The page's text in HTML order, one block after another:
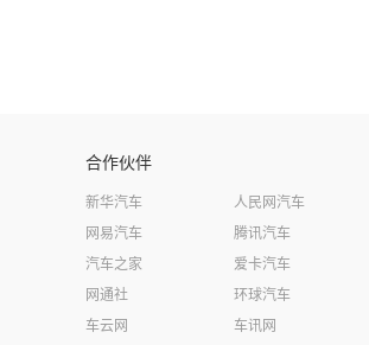
合作伙伴
新华汽车 人民网汽车
网易汽车
腾讯汽车
汽车之家
爱卡汽车
网通社
环球汽车
车云网
车讯网